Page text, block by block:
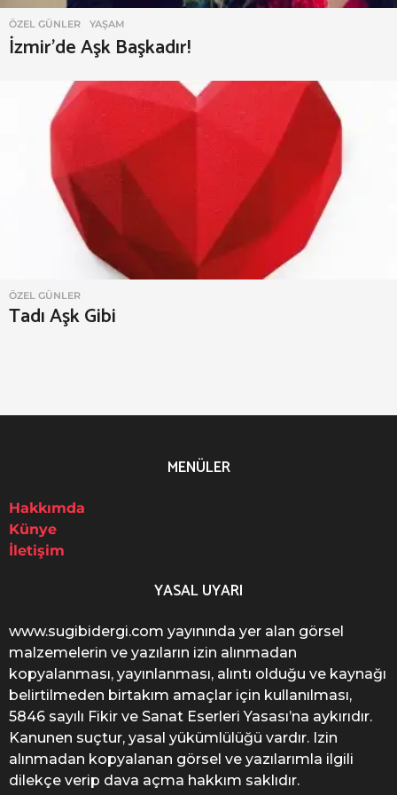
ÖZEL GÜNLER ,YAŞAM
İzmir’de Aşk Başkadır!
ÖZEL GÜNLER
Tadı Aşk Gibi
MENÜLER
Hakkımda
Künye
İletişim
YASAL UYARI
www.sugibidergi.com yayınında yer alan görsel
malzemelerin ve yazıların izin alınmadan
kopyalanması, yayınlanması, alıntı olduğu ve kaynağı
belirtilmeden birtakım amaçlar için kullanılması,
5846 sayılı Fikir ve Sanat Eserleri Yasası’na aykırıdır.
Kanunen suçtur, yasal yükümlülüğü vardır. Izin
alınmadan kopyalanan görsel ve yazılarımla ilgili
dilekçe verip dava açma hakkım saklıdır.